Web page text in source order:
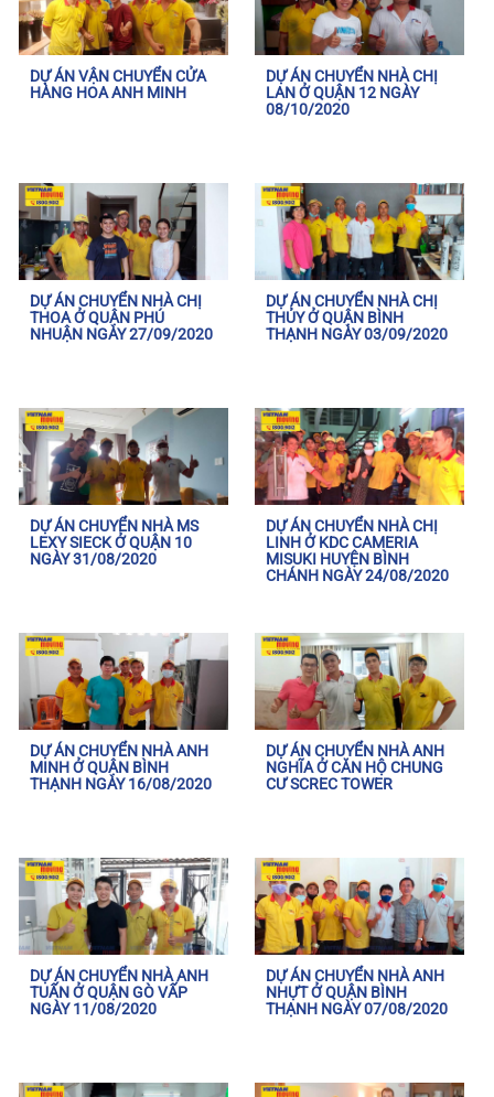
DỰ ÁN VẬN CHUYỂN CỬA
HÀNG HOA ANH MINH
DỰ ÁN CHUYỂN NHÀ CHỊ
LAN Ở QUẬN 12 NGÀY
08/10/2020
DỰ ÁN CHUYỂN NHÀ CHỊ
THOA Ở QUẬN PHÚ
NHUẬN NGÀY 27/09/2020
DỰ ÁN CHUYỂN NHÀ CHỊ
THỦY Ở QUẬN BÌNH
THẠNH NGÀY 03/09/2020
DỰ ÁN CHUYỂN NHÀ MS
LEXY SIECK Ở QUẬN 10
NGÀY 31/08/2020
DỰ ÁN CHUYỂN NHÀ CHỊ
LINH Ở KDC CAMERIA
MISUKI HUYỆN BÌNH
CHÁNH NGÀY 24/08/2020
DỰ ÁN CHUYỂN NHÀ ANH
MINH Ở QUẬN BÌNH
THẠNH NGÀY 16/08/2020
DỰ ÁN CHUYỂN NHÀ ANH
NGHĨA Ở CĂN HỘ CHUNG
CƯ SCREC TOWER
DỰ ÁN CHUYỂN NHÀ ANH
TUẤN Ở QUẬN GÒ VẤP
NGÀY 11/08/2020
DỰ ÁN CHUYỂN NHÀ ANH
NHỰT Ở QUẬN BÌNH
THẠNH NGÀY 07/08/2020